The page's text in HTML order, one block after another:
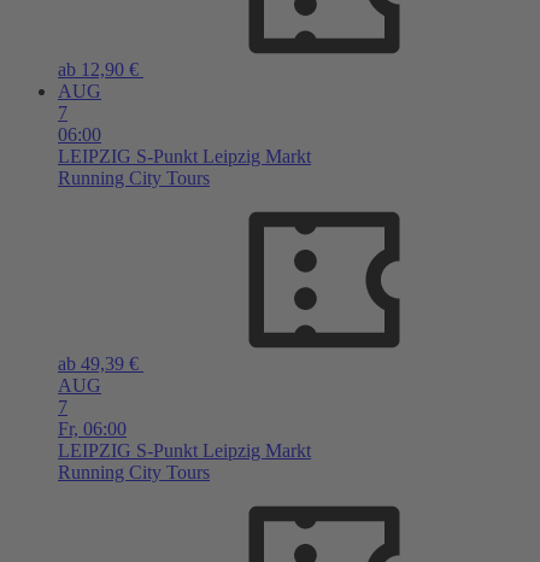
ab 12,90 €
AUG
7
06:00
LEIPZIG S-Punkt Leipzig Markt
Running City Tours
ab 49,39 €
AUG
7
Fr, 06:00
LEIPZIG S-Punkt Leipzig Markt
Running City Tours